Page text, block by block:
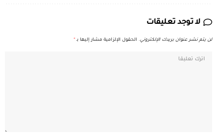
لا توجد تعليقات
لن يتم نشر عنوان بريدك الإلكتروني. الحقول الإلزامية مشار إليها بـ *